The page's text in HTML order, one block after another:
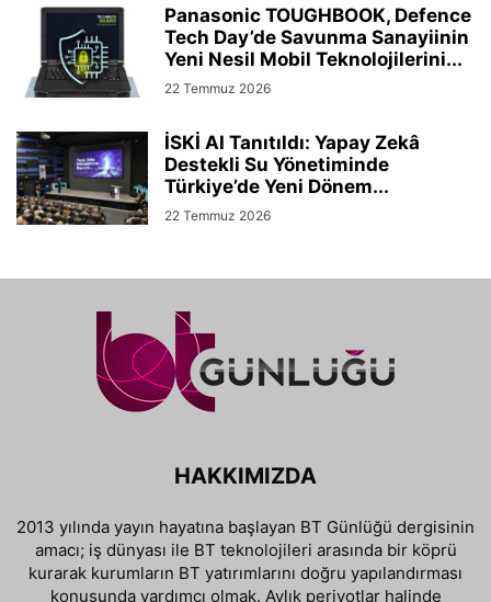
Panasonic TOUGHBOOK, Defence
Tech Day’de Savunma Sanayiinin
Yeni Nesil Mobil Teknolojilerini...
22 Temmuz 2026
İSKİ AI Tanıtıldı: Yapay Zekâ
Destekli Su Yönetiminde
Türkiye’de Yeni Dönem...
22 Temmuz 2026
HAKKIMIZDA
2013 yılında yayın hayatına başlayan BT Günlüğü dergisinin
amacı; iş dünyası ile BT teknolojileri arasında bir köprü
kurarak kurumların BT yatırımlarını doğru yapılandırması
konusunda yardımcı olmak. Aylık periyotlar halinde